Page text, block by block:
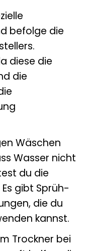
befolge die
diese die
die
Wäschen
Wasser nicht
du die
gibt Sprüh-
die du
kannst.
Trockner bei